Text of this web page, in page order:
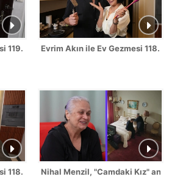
119. Bölüm Fragmanı
Evrim Akın ile Ev Gezmesi 118.
118. Bölüm Fragmanı
Nihal Menzil, "Camdaki Kız"